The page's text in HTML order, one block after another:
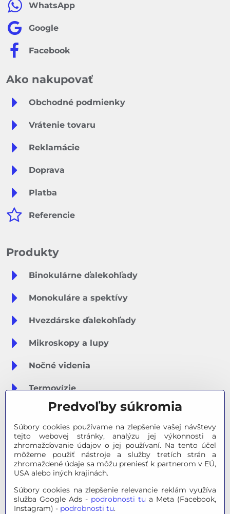
WhatsApp
Google
Facebook
Ako nakupovať
Obchodné podmienky
Vrátenie tovaru
Reklamácie
Doprava
Platba
Referencie
Produkty
Binokulárne ďalekohľady
Monokuláre a spektívy
Hvezdárske ďalekohľady
Mikroskopy a lupy
Nočné videnia
Termovízie
Meteostanice
Značky
Výpredaj
Tipy na darčeky
Poradňa - Ako si vybrať
Predvoľby súkromia
Súbory cookies používame na zlepšenie vašej návštevy
tejto webovej stránky, analýzu jej výkonnosti a
zhromažďovanie údajov o jej používaní. Na tento účel
môžeme použiť nástroje a služby tretích strán a
zhromaždené údaje sa môžu preniesť k partnerom v EÚ,
USA alebo iných krajinách.
Súbory cookies na zlepšenie relevancie reklám využíva
služba Google Ads - podrobnosti tu a Meta (Facebook,
Instagram) - podrobnosti tu.